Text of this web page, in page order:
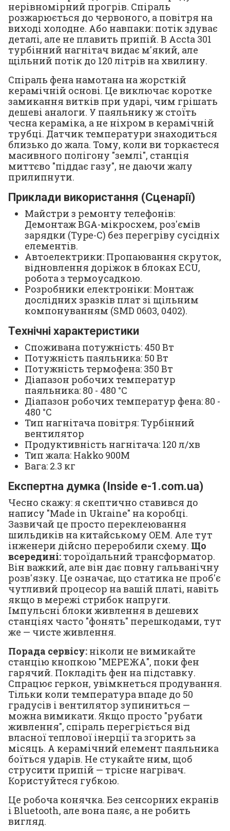
нерівномірний прогрів. Спіраль
розжарюється до червоного, а повітря на
виході холодне. Або навпаки: потік здуває
деталі, але не плавить припій. В Accta 301
турбінний нагнітач видає м'який, але
щільний потік до 120 літрів на хвилину.
Спіраль фена намотана на жорсткій
керамічній основі. Це виключає коротке
замикання витків при ударі, чим грішать
дешеві аналоги. У паяльнику ж стоїть
чесна кераміка, а не ніхром в керамічній
трубці. Датчик температури знаходиться
близько до жала. Тому, коли ви торкаєтеся
масивного полігону "землі", станція
миттєво "піддає газу", не даючи жалу
прилипнути.
Приклади використання (Сценарії)
Майстри з ремонту телефонів:
Демонтаж BGA-мікросхем, роз'ємів
зарядки (Type-C) без перегріву сусідніх
елементів.
Автоелектрики: Пропаювання скруток,
відновлення доріжок в блоках ECU,
робота з термоусадкою.
Розробники електроніки: Монтаж
дослідних зразків плат зі щільним
компонуванням (SMD 0603, 0402).
Технічні характеристики
Споживана потужність: 450 Вт
Потужність паяльника: 50 Вт
Потужність термофена: 350 Вт
Діапазон робочих температур
паяльника: 80 - 480 °C
Діапазон робочих температур фена: 80 -
480 °C
Тип нагнітача повітря: Турбінний
вентилятор
Продуктивність нагнітача: 120 л/хв
Тип жала: Hakko 900M
Вага: 2.3 кг
Експертна думка (Inside e-1.com.ua)
Чесно скажу: я скептично ставився до
напису "Made in Ukraine" на коробці.
Зазвичай це просто переклеювання
шильдиків на китайському OEM. Але тут
інженери дійсно переробили схему. Що
всередині: тороїдальний трансформатор.
Він важкий, але він дає повну гальванічну
розв'язку. Це означає, що статика не проб'є
чутливий процесор на вашій платі, навіть
якщо в мережі стрибок напруги.
Імпульсні блоки живлення в дешевих
станціях часто "фонять" перешкодами, тут
же — чисте живлення.
Порада сервісу: ніколи не вимикайте
станцію кнопкою "МЕРЕЖА", поки фен
гарячий. Покладіть фен на підставку.
Спрацює геркон, увімкнеться продування.
Тільки коли температура впаде до 50
градусів і вентилятор зупиниться —
можна вимикати. Якщо просто "рубати
живлення", спіраль перегріється від
власної теплової інерції та згорить за
місяць. А керамічний елемент паяльника
боїться ударів. Не стукайте ним, щоб
струсити припій — трісне нагрівач.
Користуйтеся губкою.
Це робоча конячка. Без сенсорних екранів
і Bluetooth, але вона паяє, а не робить
вигляд.